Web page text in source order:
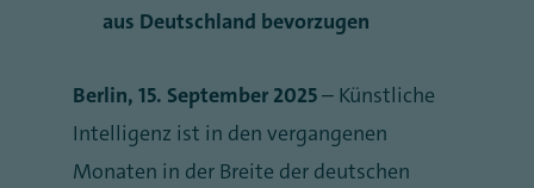
aus Deutschland bevorzugen
Berlin, 15. September 2025– Künstliche
Intelligenz ist in den vergangenen
Monaten in der Breite der deutschen